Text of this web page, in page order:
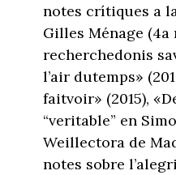
notes crítiques a
Gilles Ménage
recherchedonis
l’air dutemps»
faitvoir» (2015),
“veritable” en
Weillectora de
notes sobre